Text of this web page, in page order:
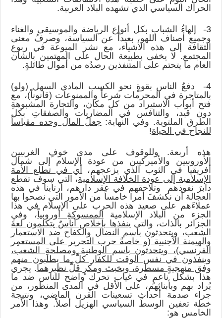
الحراك السياسي الذي تشهده البلاد العربية.
3- إلهاءُ الشبابِ بكل أنواع الرياضة والموسيقى والغناء
وجميع أصناف اللهو، بعيداً عن السياسة، وصرفُ معنى
الثقافة إلى هذه الأشياء، مع نشر الميوعة في ربوع
المجتمع. لا يخفى بطبيعة الحال على المهتمين بالشأن
العام ما يتحتم على المتنفذين رصدُه من أموال طائلةٍ.
4- دفعُ الناس بقوةٍ نحو الكسب المادي السهل (ولو)
بالمتاجرة في المحرمات شرعاً والممنوعات (قانوناً)، مع
فتح أبواب الاستيراد من كل مكان، والتجارة المشبوهةِ
دون قيد، والتنافس في المضاربات والصفقاتِ بكل
الطرق الملتوية. وفي النهاية: جعلُ المال وحده مقياساً
للنجاح في الحياة!
هذه أربعة. وللوقوف على مدى خوفِ الغربيين
الأوروبيين والأميركيين من عودة الإسلام إلى شمال
أفريقيا في الثوب الذي يزعجهم،
أي في تطلع الأمة
الإسلامية إلى عودة الخلافة الإسلامية، التي سوف تقطع
دابرَ نفوذهم وتلاحقهم في عقر دارهم، ارتأينا في هذه
العجالة أن نكشفَ أمراً خامساً من الأمور التي نصحوا بها
عملاءَهم على صعيد هذه الحرب على الإسلام في هذا
الجزء من البلاد الإسلامية الممسوكةِ أوروبياً، وفي
الجزائر بالذات، والتي ينفذها بإخلاص أناسٌ يتكلمون لغةَ
الشعب، ويتحدثون باسم النضال والكفاح ضد الاستعمار
والهيمنة الأجنبية (و خاصةً حرب التحرير على المستعمِر
الفرنسي)، ويتحدثون باسم الوطنية ومصلحةِ الشعب،
وينفذون في نفس الوقت للكفار كلَّ ما يطلبون منهم
وفق منهجيةٍ مسطرة، وبخبث ومكرٍ قلَّ نظيرهما. يجري
هذا بشكل ناعمٍ في غياب تحرك واضح للناس ضد ما
يُراد بهم وبأبنائهم، على الأقل في المدى المنظور، من
جراء صدمة أحداثِ تسعينات القرن الماضي، ونتيجة
خطة تعفين الوسط السياسي الهزيل أصلاً. وهذا الأمر
الخامس هو: